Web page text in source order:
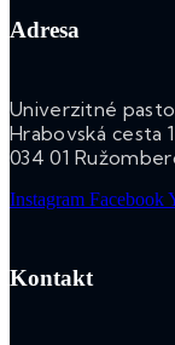
Adresa
Univerzitné
Hrabovská cesta 1
034 01
Instagram Facebook
Kontakt